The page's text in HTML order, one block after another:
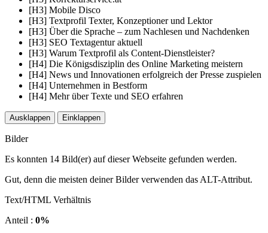
[H3] Mobile Disco
[H3] Textprofil Texter, Konzeptioner und Lektor
[H3] Über die Sprache – zum Nachlesen und Nachdenken
[H3] SEO Textagentur aktuell
[H3] Warum Textprofil als Content-Dienstleister?
[H4] Die Königsdisziplin des Online Marketing meistern
[H4] News und Innovationen erfolgreich der Presse zuspielen
[H4] Unternehmen in Bestform
[H4] Mehr über Texte und SEO erfahren
Ausklappen Einklappen
Bilder
Es konnten 14 Bild(er) auf dieser Webseite gefunden werden.
Gut, denn die meisten deiner Bilder verwenden das ALT-Attribut.
Text/HTML Verhältnis
Anteil : 0%